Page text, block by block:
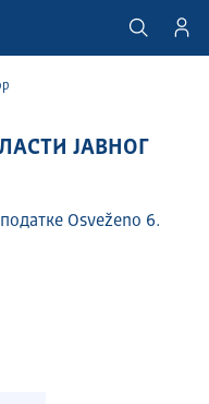
ЈАВНОГ
Osveženo 6.